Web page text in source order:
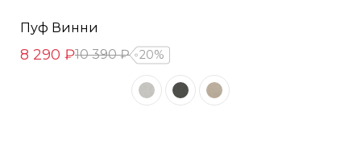
Пуф Винни
8 290 ₽10 390 ₽ 20%